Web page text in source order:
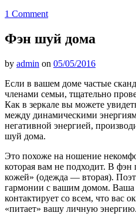
1 Comment
Фэн шуй дома
by admin on 05/05/2016
Если в вашем доме частые
членами семьи, тщательно
Как в зеркале вы можете
между динамическими
негативной энергией,
шуй дома.
Это похоже на ношение
которая вам не подходит. В
кожей» (одежда — вторая).
гармонии с вашим домом. Ваша
контактирует со всем, что вас
«питает» вашу личную